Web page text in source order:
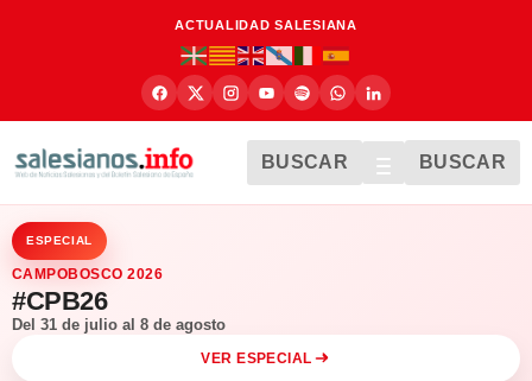
ACTUALIDAD SALESIANA
BUSCAR BUSCAR
ESPECIAL
CAMPOBOSCO 2026
#CPB26
Del 31 de julio al 8 de agosto
VER ESPECIAL